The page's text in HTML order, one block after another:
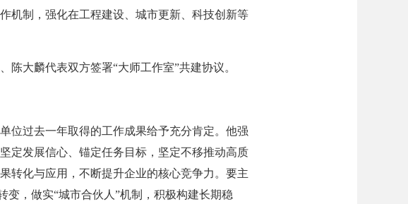
机制，强化在工程建设、城市更新、科技创新等
大麟代表双方签署“大师工作室”共建协议。
过去一年取得的工作成果给予充分肯定。他强
定发展信心、锚定任务目标，坚定不移推动高质
转化与应用，不断提升企业的核心竞争力。要主
变，做实“城市合伙人”机制，积极构建长期稳